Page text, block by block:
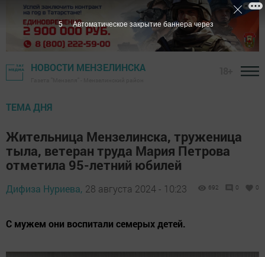
НОВОСТИ МЕНЗЕЛИНСКА
ТЕМА ДНЯ
Жительница Мензелинска, труженица
тыла, ветеран труда Мария Петрова
отметила 95-летний юбилей
Дифиза Нуриева, 28 августа 2024 - 10:23 692 0 0
С мужем они воспитали семерых детей.
4 Автоматическое закрытие баннера через